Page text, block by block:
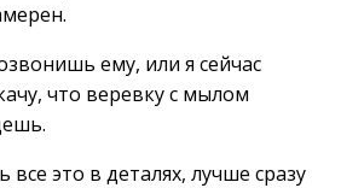
ему, или я сейчас
что веревку с мылом
все это в деталях, лучше сразу